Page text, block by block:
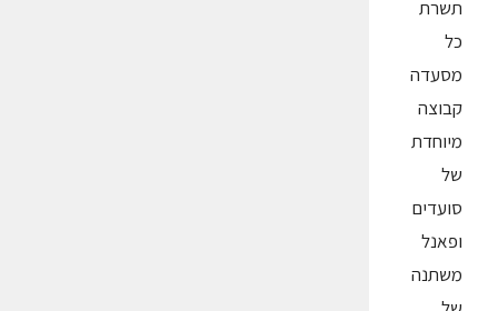
תשרת
כל
מסעדה
קבוצה
מיוחדת
של
סועדים
ופאנל
משתנה